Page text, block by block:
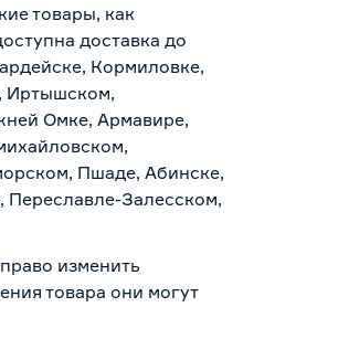
товары, как
доставка до
Кормиловке,
Иртышском,
Омке, Армавире,
Пшаде, Абинске,
Переславле-Залесском,
изменить
товара они могут